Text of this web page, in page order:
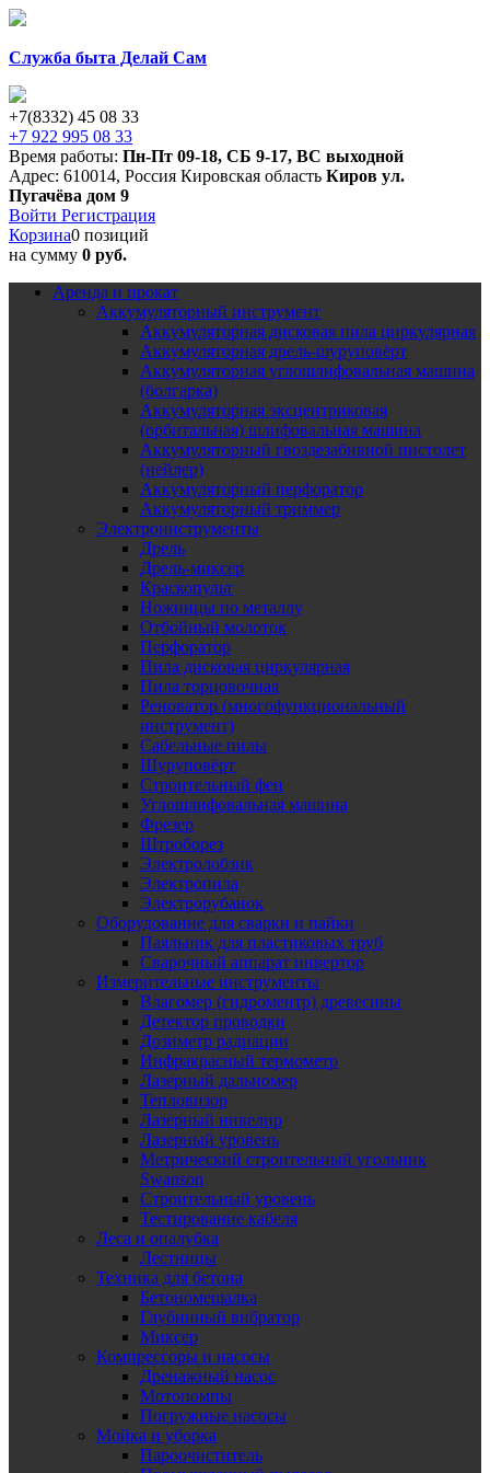
Служба быта Делай Сам
+7(8332) 45 08 33
+7 922 995 08 33
Время работы: Пн-Пт 09-18, СБ 9-17, ВС выходной
Адрес: 610014, Россия Кировская область Киров ул.
Пугачёва дом 9
Войти Регистрация
Корзина0 позиций
на сумму 0 руб.
Аренда и прокат
Аккумуляторный инструмент
Аккумуляторная дисковая пила циркулярная
Аккумуляторная дрель-шуруповёрт
Аккумуляторная углошлифовальная машина
(болгарка)
Аккумуляторная эксцентриковая
(орбитальная) шлифовальная машина
Аккумуляторный гвоздезабивной пистолет
(нейлер)
Аккумуляторный перфоратор
Аккумуляторный триммер
Электроинструменты
Дрель
Дрель-миксер
Краскопульт
Ножницы по металлу
Отбойный молоток
Перфоратор
Пила дисковая циркулярная
Пила торцовочная
Реноватор (многофункциональный
инструмент)
Сабельные пилы
Шуруповёрт
Строительный фен
Углошлифовальная машина
Фрезер
Штроборез
Электролобзик
Электропила
Электрорубанок
Оборудование для сварки и пайки
Паяльник для пластиковых труб
Сварочный аппарат инвертор
Измерительные инструменты
Влагомер (гидроментр) древесины
Детектор проводки
Дозиметр радиации
Инфракрасный термометр
Лазерный дальномер
Тепловизор
Лазерный нивелир
Лазерный уровень
Метрический строительный угольник
Swanson
Строительный уровень
Тестирование кабеля
Леса и опалубка
Лестницы
Техника для бетона
Бетономешалка
Глубинный вибратор
Миксер
Компрессоры и насосы
Дренажный насос
Мотопомпы
Погружные насосы
Мойка и уборка
Пароочиститель